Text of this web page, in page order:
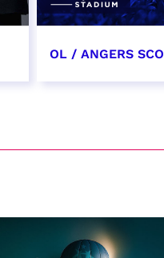
OL / ANGERS SCO
RÉSERVER